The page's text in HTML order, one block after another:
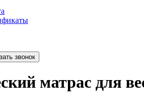
звонок
матрас для